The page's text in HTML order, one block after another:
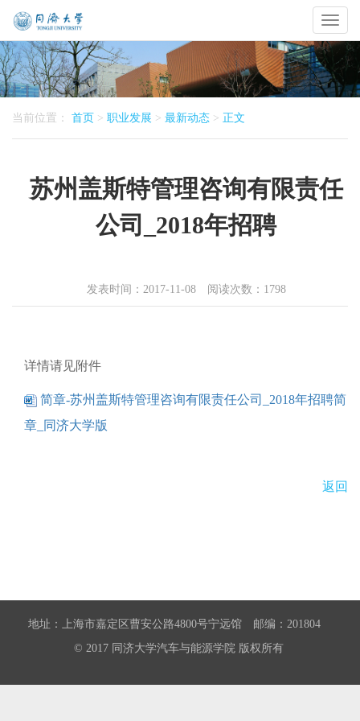
Toggle
当前位置： 首页 > 职业发展 > 最新动态 > 正文
苏州盖斯特管理咨询有限责任
公司_2018年招聘
发表时间：2017-11-08 阅读次数： 1798
详情请见附件
简章-苏州盖斯特管理咨询有限责任公司_2018年招聘简
章_同济大学版
返回
地址：上海市嘉定区曹安公路4800号宁远馆 邮编：201804
© 2017 同济大学汽车与能源学院 版权所有